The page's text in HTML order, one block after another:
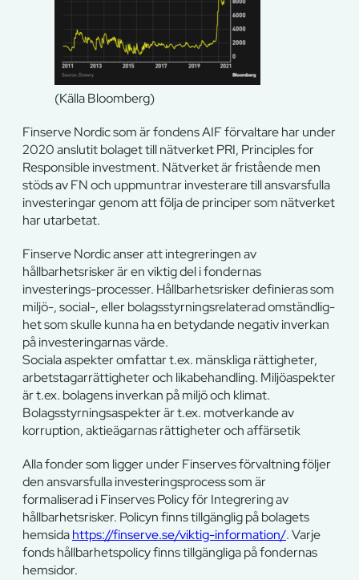
(Källa Bloomberg)
Finserve Nordic som är fondens AIF förvaltare har under
2020 anslutit bolaget till nätverket PRI, Principles for
Responsible investment. Nätverket är fristående men
stöds av FN och uppmuntrar investerare till ansvarsfulla
investeringar genom att följa de principer som nätverket
har utarbetat.
Finserve Nordic anser att integreringen av
hållbarhetsrisker är en viktig del i fondernas
investerings-processer. Hållbarhetsrisker definieras som
miljö-, social-, eller bolagsstyrningsrelaterad omständlig-
het som skulle kunna ha en betydande negativ inverkan
på investeringarnas värde.
Sociala aspekter omfattar t.ex. mänskliga rättigheter,
arbetstagarrättigheter och likabehandling. Miljöaspekter
är t.ex. bolagens inverkan på miljö och klimat.
Bolagsstyrningsaspekter är t.ex. motverkande av
korruption, aktieägarnas rättigheter och affärsetik
Alla fonder som ligger under Finserves förvaltning följer
den ansvarsfulla investeringsprocess som är
formaliserad i Finserves Policy för Integrering av
hållbarhetsrisker. Policyn finns tillgänglig på bolagets
hemsidahttps://finserve.se/viktig-information/. Varje
fonds hållbarhetspolicy finns tillgängliga på fondernas
hemsidor.